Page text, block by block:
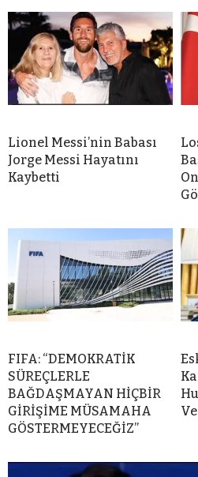
Lionel Messi’nin Babası
Jorge Messi Hayatını
Kaybetti
FIFA: “DEMOKRATİK
SÜREÇLERLE
BAĞDAŞMAYAN HİÇBİR
GİRİŞİME MÜSAMAHA
GÖSTERMEYECEĞİZ”